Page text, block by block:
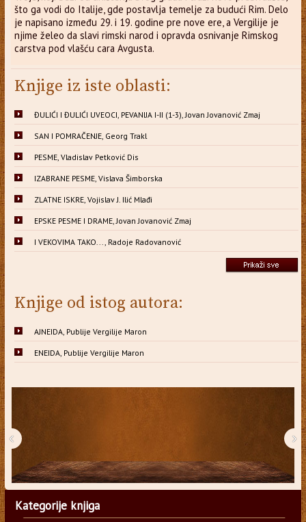
što ga vodi do Italije, gde postavlja temelje za budući Rim. Delo
je napisano između 29. i 19. godine pre nove ere, a Vergilije je
njime želeo da slavi rimski narod i opravda osnivanje Rimskog
carstva pod vlašću cara Avgusta.
Knjige iz iste oblasti:
ĐULIĆI I ĐULIĆI UVEOCI, PEVANIJA I-II (1-3), Jovan Jovanović Zmaj
SAN I POMRAČENJE, Georg Trakl
PESME, Vladislav Petković Dis
IZABRANE PESME, Vislava Šimborska
ZLATNE ISKRE, Vojislav J. Ilić Mlađi
EPSKE PESME I DRAME, Jovan Jovanović Zmaj
I VEKOVIMA TAKO..., Radoje Radovanović
Knjige od istog autora:
AJNEIDA, Publije Vergilije Maron
ENEIDA, Publije Vergilije Maron
‹ ›
Kategorije knjiga